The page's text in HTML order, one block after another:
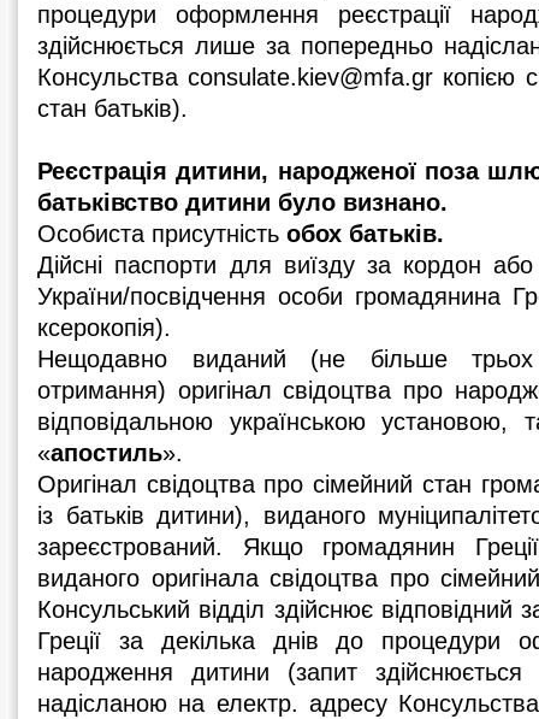
процедури оформлення реєстрації
здійснюється лише за попередньо
Консульства consulate.kiev@mfa.gr копією
стан батьків).
Реєстрація дитини, народженої поза
батьківство дитини було визнано.
Особиста присутністьобох батьків.
Дійсні паспорти для виїзду за кордон
України/посвідчення особи громадянина
ксерокопія).
Нещодавно виданий (не більше
отримання) оригінал свідоцтва про
відповідальною українською установою,
«апостиль».
Оригінал свідоцтва про сімейний стан
із батьків дитини), виданого
зареєстрований. Якщо громадянин
виданого оригінала свідоцтва про
Консульський відділ здійснює відповідний
Греції за декілька днів до процедури
народження дитини (запит
надісланою на електр. адресу